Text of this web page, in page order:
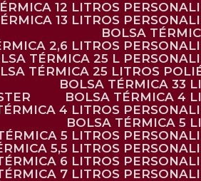
12 LITROS
13 LITROS
BOLSA
2,6 LITROS
TÉRMICA 25 L
TÉRMICA 25 LITROS
BOLSA TÉRMICA 33
BOLSA TÉRMICA 4
TÉRMICA 4 LITROS
BOLSA TÉRMICA 5
TÉRMICA 5 LITROS
5,5 LITROS
TÉRMICA 6 LITROS
TÉRMICA 7 LITROS